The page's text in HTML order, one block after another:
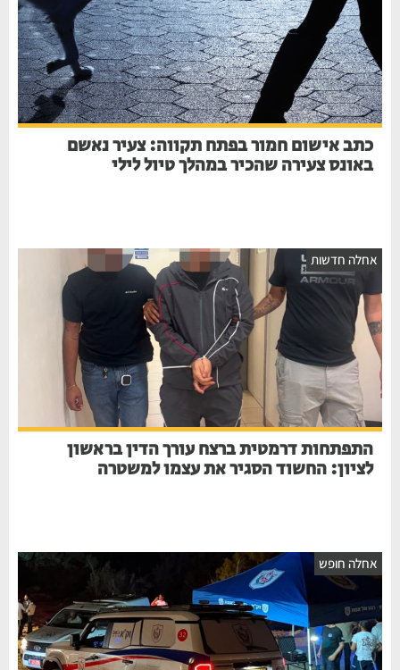
כתב אישום חמור בפתח תקווה: צעיר נאשם
באונס צעירה שהכיר במהלך טיול לילי
חדשות
התפתחות דרמטית ברצח עורך הדין בראשון
לציון: החשוד הסגיר את עצמו למשטרה
חופש